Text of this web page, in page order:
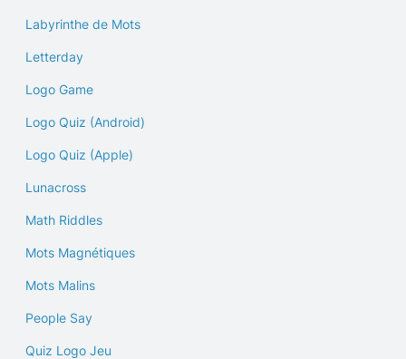
Labyrinthe de Mots
Letterday
Logo Game
Logo Quiz (Android)
Logo Quiz (Apple)
Lunacross
Math Riddles
Mots Magnétiques
Mots Malins
People Say
Quiz Logo Jeu